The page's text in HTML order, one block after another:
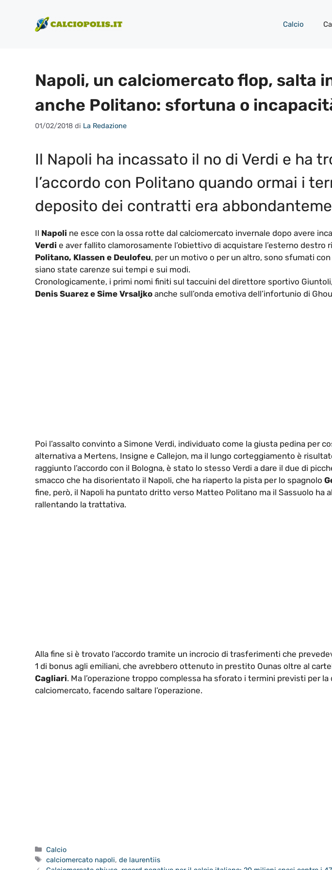
contenuto
Calcio
Napoli, un calciomercato flop, salta
anche Politano: sfortuna o
01/02/2018 di La Redazione
Il Napoli ha incassato il no di Verdi e ha
l’accordo con Politano quando ormai i
deposito dei contratti era
Il Napoli ne esce con la ossa rotte dal calciomercato invernale dopo avere
Verdi e aver fallito clamorosamente l’obiettivo di acquistare l’esterno destro
Politano, Klassen e Deulofeu, per un motivo o per un altro, sono sfumati
siano state carenze sui tempi e sui modi.
Cronologicamente, i primi nomi finiti sul taccuini del direttore sportivo
Denis Suarez e Sime Vrsaljko anche sull’onda emotiva dell’infortunio di
Poi l’assalto convinto a Simone Verdi, individuato come la giusta pedina per
alternativa a Mertens, Insigne e Callejon, ma il lungo corteggiamento è
raggiunto l’accordo con il Bologna, è stato lo stesso Verdi a dare il due di
smacco che ha disorientato il Napoli, che ha riaperto la pista per lo spagnolo
fine, però, il Napoli ha puntato dritto verso Matteo Politano ma il Sassuolo ha
rallentando la trattativa.
Alla fine si è trovato l’accordo tramite un incrocio di trasferimenti che
1 di bonus agli emiliani, che avrebbero ottenuto in prestito Ounas oltre al
Cagliari. Ma l’operazione troppo complessa ha sforato i termini previsti per la
calciomercato, facendo saltare l’operazione.
Categorie
Calcio
Tag
calciomercato napoli,de laurentiis